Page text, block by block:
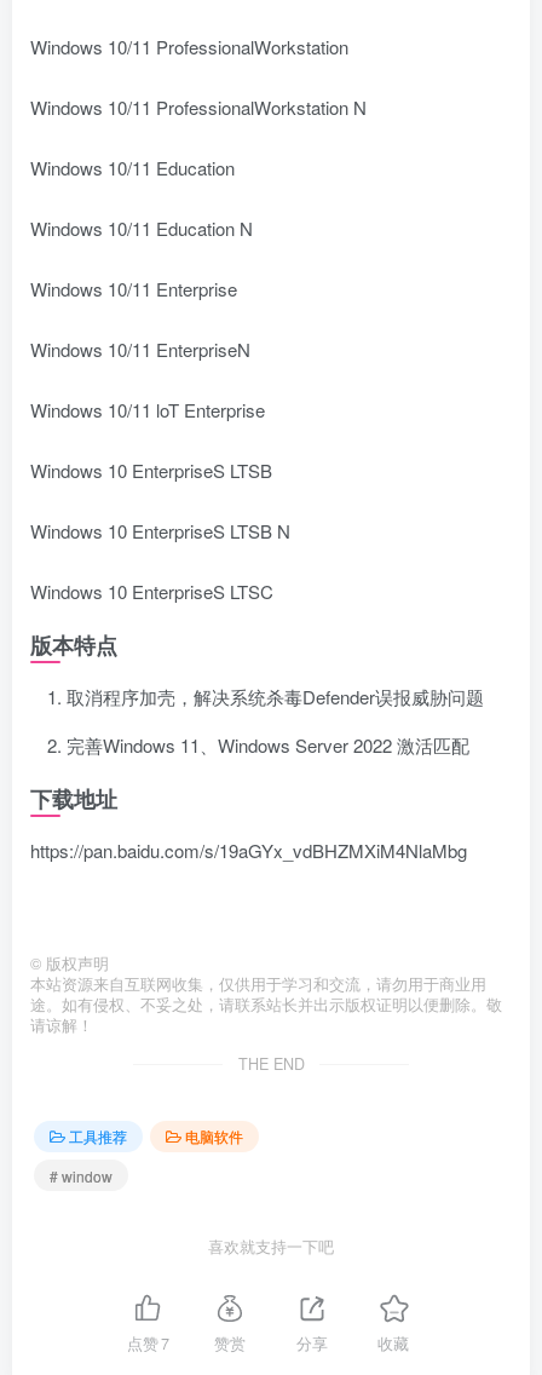
Windows 10/11 ProfessionalWorkstation
Windows 10/11 ProfessionalWorkstation N
Windows 10/11 Education
Windows 10/11 Education N
Windows 10/11 Enterprise
Windows 10/11 EnterpriseN
Windows 10/11 loT Enterprise
Windows 10 EnterpriseS LTSB
Windows 10 EnterpriseS LTSB N
Windows 10 EnterpriseS LTSC
版本特点
取消程序加壳，解决系统杀毒Defender误报威胁问题
完善Windows 11、Windows Server 2022 激活匹配
下载地址
https://pan.baidu.com/s/19aGYx_vdBHZMXiM4NlaMbg
© 版权声明
本站资源来自互联网收集，仅供用于学习和交流，请勿用于商业用
途。如有侵权、不妥之处，请联系站长并出示版权证明以便删除。敬
请谅解！
THE END
工具推荐
电脑软件
# window
喜欢就支持一下吧
点赞7 赞赏 分享 收藏